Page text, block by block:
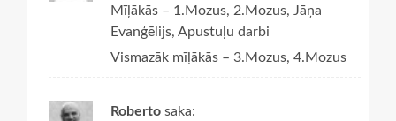
Mīļākās – 1.Mozus, 2.Mozus, Jāņa
Evanģēlijs, Apustuļu darbi
Vismazāk mīļākās – 3.Mozus, 4.Mozus
Roberto saka: